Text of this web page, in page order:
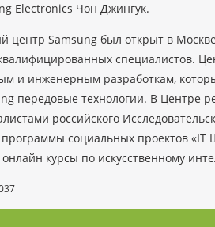
Electronics Чон Джингук.
центр Samsung был открыт в
специалистов.
и инженерным разработкам,
передовые технологии. В Центре
российского
социальных проектов «IT
курсы по искусственному